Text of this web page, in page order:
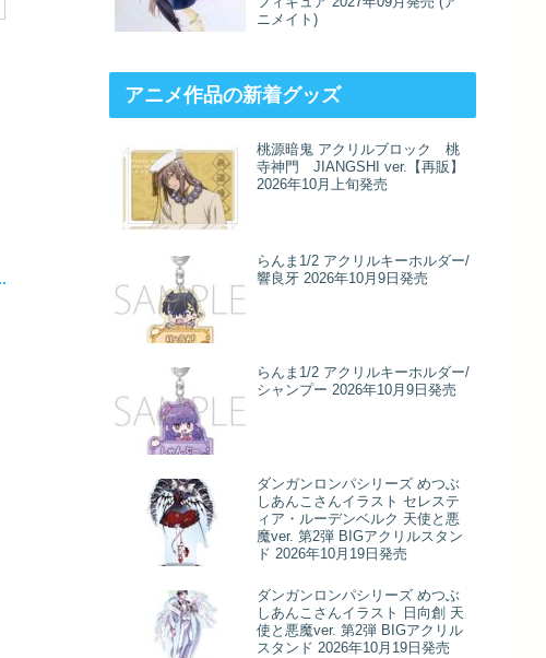
ニメイト)
アニメ作品の新着グッズ
桃源暗鬼 アクリルブロック 桃
寺神門 JIANGSHI ver.【再販】
2026年10月上旬発売
らんま1/2 アクリルキーホルダー/
響良牙 2026年10月9日発売
らんま1/2 アクリルキーホルダー/
シャンプー 2026年10月9日発売
ダンガンロンパシリーズ めつぶ
しあんこさんイラスト セレステ
ィア・ルーデンベルク 天使と悪
魔ver. 第2弾 BIGアクリルスタン
ド 2026年10月19日発売
ダンガンロンパシリーズ めつぶ
しあんこさんイラスト 日向創 天
使と悪魔ver. 第2弾 BIGアクリル
スタンド 2026年10月19日発売